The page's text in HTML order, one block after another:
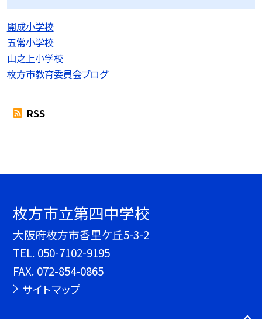
開成小学校
五常小学校
山之上小学校
枚方市教育委員会ブログ
RSS
枚方市立第四中学校
大阪府枚方市香里ケ丘5-3-2
TEL. 050-7102-9195
FAX. 072-854-0865
サイトマップ